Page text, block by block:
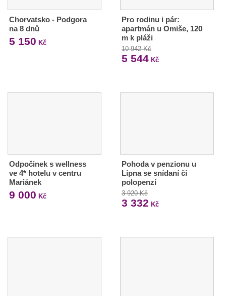
Chorvatsko - Podgora
na 8 dnů
5 150 Kč
Pro rodinu i pár:
apartmán u Omiše, 120
m k pláži
10 942 Kč
5 544Kč
Odpočinek s wellness
ve 4* hotelu v centru
Mariánek
9 000 Kč
Pohoda v penzionu u
Lipna se snídaní či
polopenzí
3 920 Kč
3 332 Kč